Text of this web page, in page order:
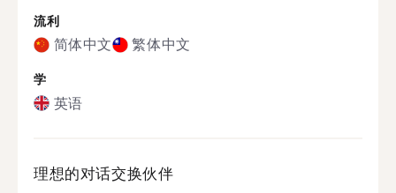
流利
简体中文 繁体中文
学
英语
理想的对话交换伙伴